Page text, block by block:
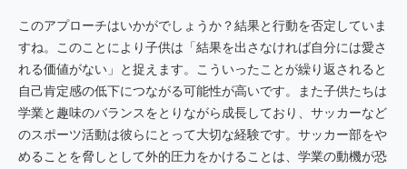
このアプローチはいかがでしょうか？結果と行動を否定していま
すね。このことにより子供は「結果を出さなければ自分には愛さ
れる価値がない」と捉えます。こういったことが繰り返されると
自己肯定感の低下につながる可能性が高いです。また子供たちは
学業と趣味のバランスをとりながら成長しており、サッカーなど
のスポーツ活動は彼らにとって大切な経験です。サッカー部をや
めることを脅しとして外的圧力をかけることは、学業の動機が恐